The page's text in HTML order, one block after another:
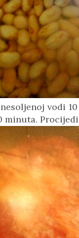
vodi